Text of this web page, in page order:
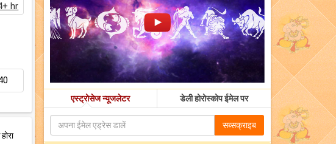
hr
एस्ट्रोसेज न्यूजलेटर डेली होरोस्कोप ईमेल पर
सब्सक्राइब